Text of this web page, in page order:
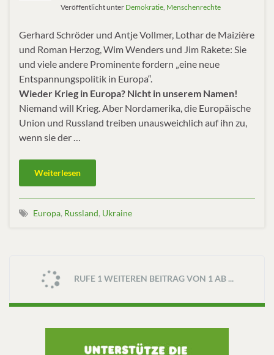
Veröffentlicht unter Demokratie Menschenrechte
Gerhard Schröder und Antje Vollmer, Lothar de Maizière
und Roman Herzog, Wim Wenders und Jim Rakete: Sie
und viele andere Prominente fordern „eine neue
Entspannungspolitik in Europa“.
Wieder Krieg in Europa? Nicht in unserem Namen!
Niemand will Krieg. Aber Nordamerika, die Europäische
Union und Russland treiben unausweichlich auf ihn zu,
wenn sie der …
Weiterlesen
Europa, Russland, Ukraine
RUFE 1 WEITEREN BEITRAG VON 1 AB ...